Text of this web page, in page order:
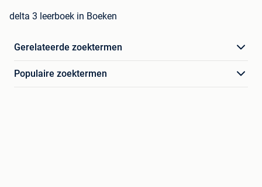
delta 3 leerboek in Boeken
Gerelateerde zoektermen
Populaire zoektermen